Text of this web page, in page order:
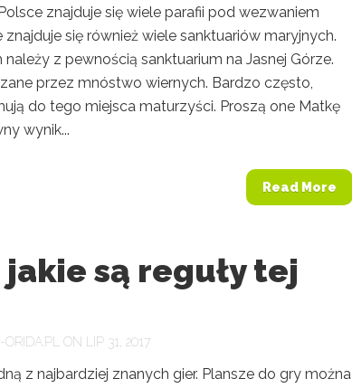
znajduje się wiele parafii pod wezwaniem
znajduje się również wiele sanktuariów maryjnych.
z pewnością sanktuarium na Jasnej Górze.
przez mnóstwo wiernych. Bardzo często,
do tego miejsca maturzyści. Proszą one Matkę
wynik...
Read More
są reguły tej
ON LIP 31, 2017
z najbardziej znanych gier. Plansze do gry można